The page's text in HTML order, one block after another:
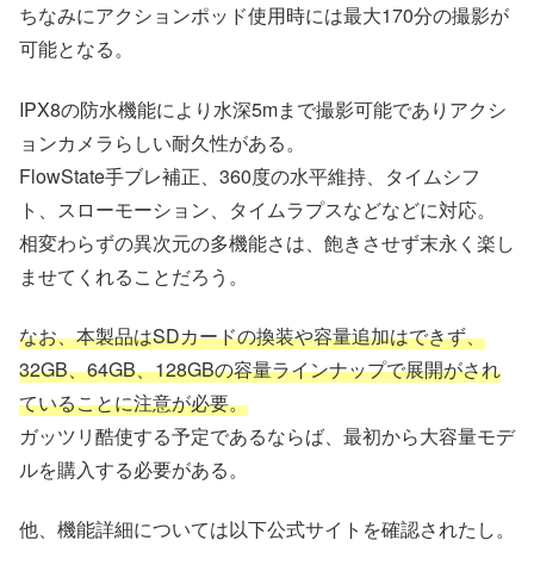
ちなみにアクションポッド使用時には最大170分の撮影が
可能となる。
IPX8の防水機能により水深5mまで撮影可能でありアクシ
ョンカメラらしい耐久性がある。
FlowState手ブレ補正、360度の水平維持、タイムシフ
ト、スローモーション、タイムラプスなどなどに対応。
相変わらずの異次元の多機能さは、飽きさせず末永く楽し
ませてくれることだろう。
なお、本製品はSDカードの換装や容量追加はできず、
32GB、64GB、128GBの容量ラインナップで展開がされ
ていることに注意が必要。
ガッツリ酷使する予定であるならば、最初から大容量モデ
ルを購入する必要がある。
他、機能詳細については以下公式サイトを確認されたし。